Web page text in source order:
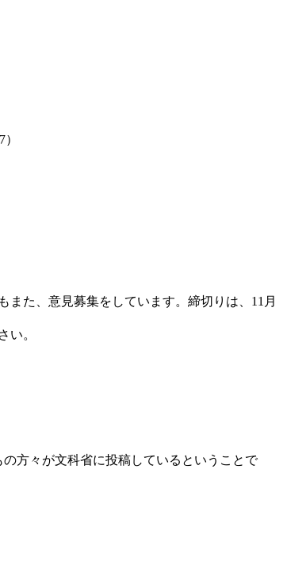
た、意見募集をしています。締切りは、11月
い。
方々が文科省に投稿しているということで